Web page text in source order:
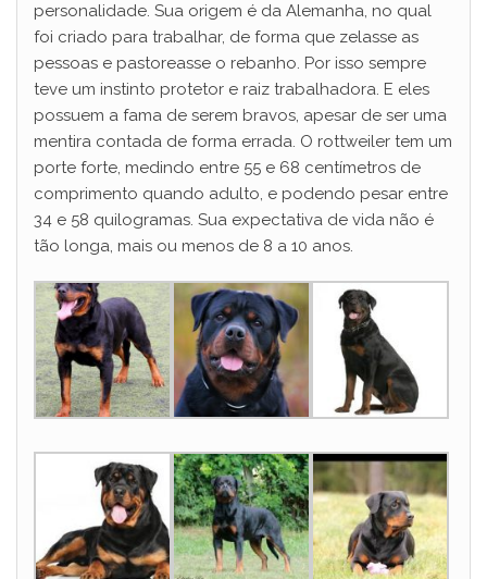
personalidade. Sua origem é da Alemanha, no qual
foi criado para trabalhar, de forma que zelasse as
pessoas e pastoreasse o rebanho. Por isso sempre
teve um instinto protetor e raiz trabalhadora. E eles
possuem a fama de serem bravos, apesar de ser uma
mentira contada de forma errada. O rottweiler tem um
porte forte, medindo entre 55 e 68 centímetros de
comprimento quando adulto, e podendo pesar entre
34 e 58 quilogramas. Sua expectativa de vida não é
tão longa, mais ou menos de 8 a 10 anos.